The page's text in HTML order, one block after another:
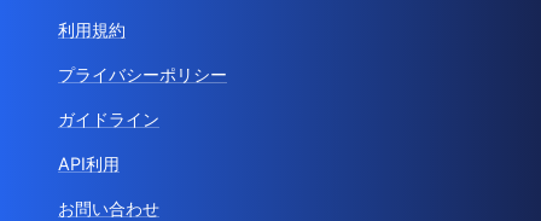
利用規約
プライバシーポリシー
ガイドライン
API利用
お問い合わせ